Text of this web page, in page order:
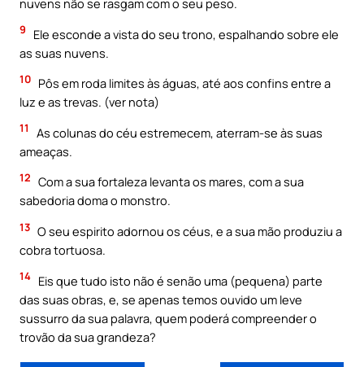
nuvens não se rasgam com o seu peso.
9
Ele esconde a vista do seu trono, espalhando sobre ele
as suas nuvens.
10 Pôs em roda limites às águas, até aos confins entre a
luz e as trevas. (ver nota)
11
As colunas do céu estremecem, aterram-se às suas
ameaças.
12 Com a sua fortaleza levanta os mares, com a sua
sabedoria doma o monstro.
13 O seu espirito adornou os céus, e a sua mão produziu a
cobra tortuosa.
14 Eis que tudo isto não é senão uma (pequena) parte
das suas obras, e, se apenas temos ouvido um leve
sussurro da sua palavra, quem poderá compreender o
trovão da sua grandeza?